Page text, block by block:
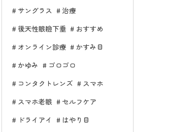
サングラス
治療
後天性眼瞼下垂
おすすめ
オンライン診療
かすみ目
かゆみ
ゴロゴロ
コンタクトレンズ
スマホ
スマホ老眼
セルフケア
ドライアイ
はやり目